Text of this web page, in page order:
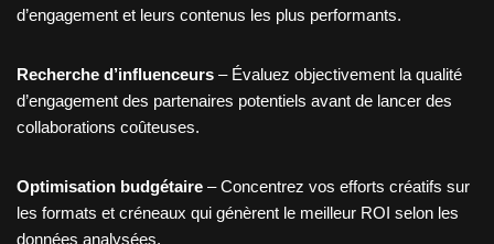
d’engagement et leurs contenus les plus performants.
Recherche d’influenceurs – Évaluez objectivement la qualité
d’engagement des partenaires potentiels avant de lancer des
collaborations coûteuses.
Optimisation budgétaire – Concentrez vos efforts créatifs sur
les formats et créneaux qui génèrent le meilleur ROI selon les
données analysées.